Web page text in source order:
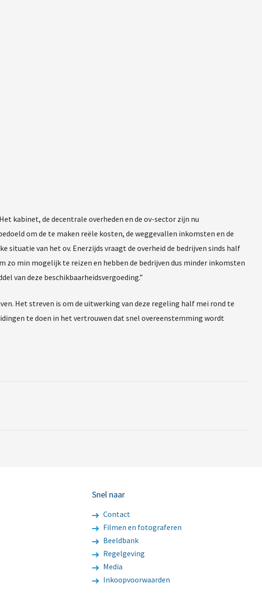
kabinet, de decentrale overheden en de ov-sector zijn nu
om de te maken reële kosten, de weggevallen inkomsten en de
situatie van het ov. Enerzijds vraagt de overheid de bedrijven sinds half
zo min mogelijk te reizen en hebben de bedrijven dus minder inkomsten
van deze beschikbaarheidsvergoeding.”
Het streven is om de uitwerking van deze regeling half mei rond te
te doen in het vertrouwen dat snel overeenstemming wordt
Snel naar
Contact
Filmen en fotograferen
Beeldbank
Regelgeving
Media
Inkoopvoorwaarden